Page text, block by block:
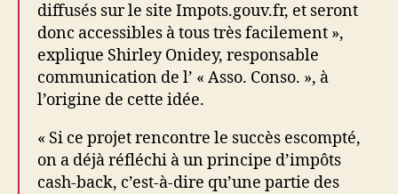
diffusés sur le site Impots.gouv.fr, et seront
donc accessibles à tous très facilement »,
explique Shirley Onidey, responsable
communication de l’ « Asso. Conso. », à
l’origine de cette idée.
« Si ce projet rencontre le succès escompté,
on a déjà réfléchi à un principe d’impôts
cash-back, c’est-à-dire qu’une partie des